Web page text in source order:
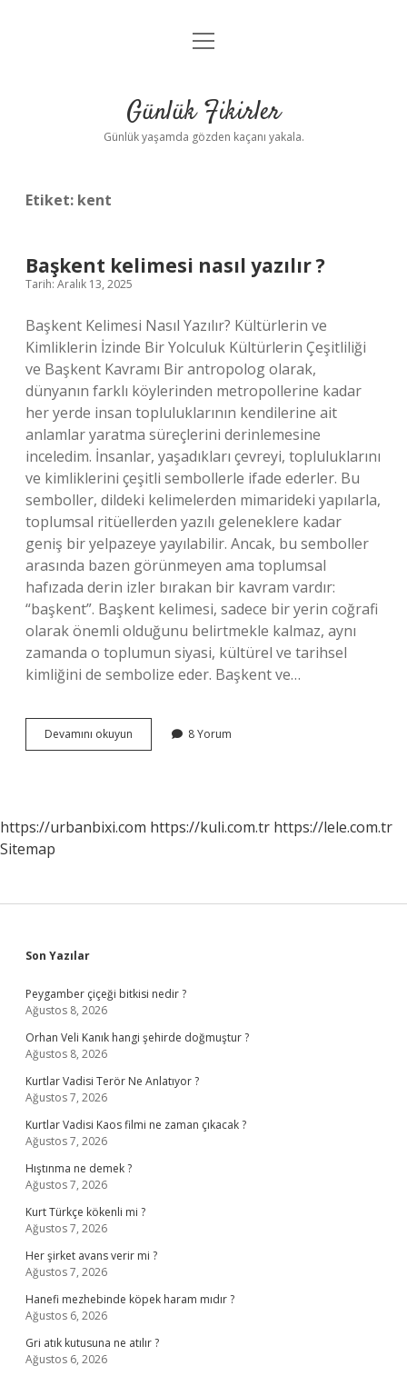
Anasayfa
Yasal Uyarı
menüyü
Günlük Fikirler
Günlük yaşamda gözden kaçanı yakala.
Etiket: kent
Başkent kelimesi nasıl yazılır ?
Tarih: Aralık 13, 2025
Başkent Kelimesi Nasıl Yazılır? Kültürlerin ve
Kimliklerin İzinde Bir Yolculuk Kültürlerin Çeşitliliği
ve Başkent Kavramı Bir antropolog olarak,
dünyanın farklı köylerinden metropollerine kadar
her yerde insan topluluklarının kendilerine ait
anlamlar yaratma süreçlerini derinlemesine
inceledim. İnsanlar, yaşadıkları çevreyi, topluluklarını
ve kimliklerini çeşitli sembollerle ifade ederler. Bu
semboller, dildeki kelimelerden mimarideki yapılarla,
toplumsal ritüellerden yazılı geleneklere kadar
geniş bir yelpazeye yayılabilir. Ancak, bu semboller
arasında bazen görünmeyen ama toplumsal
hafızada derin izler bırakan bir kavram vardır:
“başkent”. Başkent kelimesi, sadece bir yerin coğrafi
olarak önemli olduğunu belirtmekle kalmaz, aynı
zamanda o toplumun siyasi, kültürel ve tarihsel
kimliğini de sembolize eder. Başkent ve…
Devamını okuyun Başkent
kelimesi
8 Yorum
https://urbanbixi.com https://kuli.com.tr https://lele.com.tr
Sitemap
Sidebar
Son Yazılar
Peygamber çiçeği bitkisi nedir ?
Ağustos 8, 2026
Orhan Veli Kanık hangi şehirde doğmuştur ?
Ağustos 8, 2026
Kurtlar Vadisi Terör Ne Anlatıyor ?
Ağustos 7, 2026
Kurtlar Vadisi Kaos filmi ne zaman çıkacak ?
Ağustos 7, 2026
Hıştınma ne demek ?
Ağustos 7, 2026
Kurt Türkçe kökenli mi ?
Ağustos 7, 2026
Her şirket avans verir mi ?
Ağustos 7, 2026
Hanefi mezhebinde köpek haram mıdır ?
Ağustos 6, 2026
Gri atık kutusuna ne atılır ?
Ağustos 6, 2026